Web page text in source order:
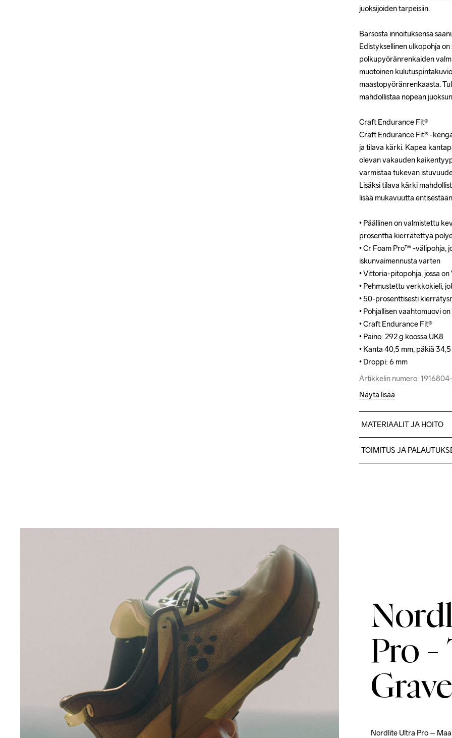
juoksijoiden tarpeisiin.
Barsosta innoituksensa
Edistyksellinen ulkopohja
polkupyöränrenkaiden
muotoinen
maastopyöränrenkaasta.
mahdollistaa nopean
Craft Endurance Fit®
Craft Endurance Fit® -
ja tilava kärki. Kapea
olevan vakauden
varmistaa tukevan
Lisäksi tilava kärki
lisää mukavuutta
• Päällinen on valmistettu
prosenttia kierrätettyä
• Cr Foam Pro™ -välipohja,
iskunvaimennusta varten
• Vittoria-pitopohja, jossa
• Pehmustettu verkkokieli,
• 50-prosenttisesti
• Pohjallisen vaahtomuovi
• Craft Endurance Fit®
• Paino: 292 g koossa UK8
• Kanta 40,5 mm, päkiä
• Droppi: 6 mm
Artikkelin numero:
juoksijoiden tarpeisiin.
Barsosta innoituksensa
Edistyksellinen ulkopohja
polkupyöränrenkaiden
muotoinen
maastopyöränrenkaasta.
mahdollistaa nopean
Craft Endurance Fit®
Craft Endurance Fit® -
ja tilava kärki. Kapea
olevan vakauden
varmistaa tukevan
Lisäksi tilava kärki
lisää mukavuutta
• Päällinen on valmistettu
prosenttia kierrätettyä
• Cr Foam Pro™ -välipohja,
iskunvaimennusta varten
• Vittoria-pitopohja, jossa
• Pehmustettu verkkokieli,
• 50-prosenttisesti
• Pohjallisen vaahtomuovi
• Craft Endurance Fit®
• Paino: 292 g koossa UK8
• Kanta 40,5 mm, päkiä
• Droppi: 6 mm
Artikkelin numero:
Näytä lisää
MATERIAALIT JA HOITO
100% Polyesteri, Lining
TOIMITUS JA
Pro -
Nordlite Ultra Pro –